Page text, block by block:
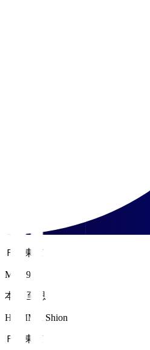
ＦＣ東京
MF 19
本間 至恩
HOMMA Shion
ＦＣ東京